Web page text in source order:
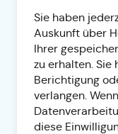
Sie haben
Auskunft über
Ihrer
zu erhalten. Sie
Berichtigung
verlangen.
diese